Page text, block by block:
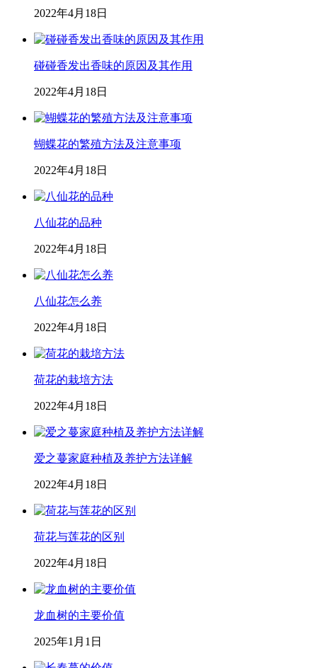
2022年4月18日
碰碰香发出香味的原因及其作用
2022年4月18日
蝴蝶花的繁殖方法及注意事项
2022年4月18日
八仙花的品种
2022年4月18日
八仙花怎么养
2022年4月18日
荷花的栽培方法
2022年4月18日
爱之蔓家庭种植及养护方法详解
2022年4月18日
荷花与莲花的区别
2022年4月18日
龙血树的主要价值
2025年1月1日